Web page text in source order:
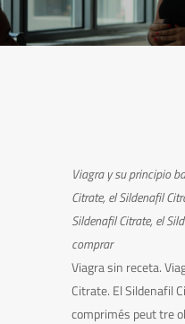
Viagra y su principio
Citrate, el Sildenafil
Sildenafil Citrate, el
comprar
Viagra sin receta.
Citrate. El Sildenafil
comprimés peut tre